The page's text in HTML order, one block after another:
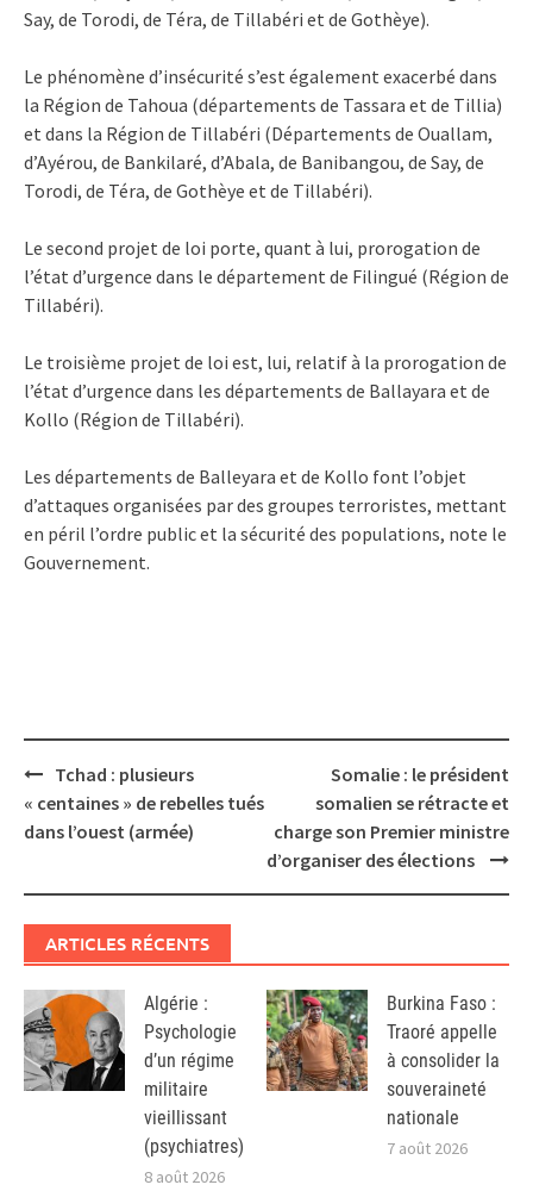
Say, de Torodi, de Téra, de Tillabéri et de Gothèye).
Le phénomène d’insécurité s’est également exacerbé dans
la Région de Tahoua (départements de Tassara et de Tillia)
et dans la Région de Tillabéri (Départements de Ouallam,
d’Ayérou, de Bankilaré, d’Abala, de Banibangou, de Say, de
Torodi, de Téra, de Gothèye et de Tillabéri).
Le second projet de loi porte, quant à lui, prorogation de
l’état d’urgence dans le département de Filingué (Région de
Tillabéri).
Le troisième projet de loi est, lui, relatif à la prorogation de
l’état d’urgence dans les départements de Ballayara et de
Kollo (Région de Tillabéri).
Les départements de Balleyara et de Kollo font l’objet
d’attaques organisées par des groupes terroristes, mettant
en péril l’ordre public et la sécurité des populations, note le
Gouvernement.
Post
navigation
Tchad : plusieurs
« centaines » de rebelles tués
dans l’ouest (armée)
Somalie : le président
somalien se rétracte et
charge son Premier ministre
d’organiser des élections
ARTICLES RÉCENTS
Algérie :
Psychologie
d’un régime
militaire
vieillissant
(psychiatres)
8 août 2026
Burkina Faso :
Traoré appelle
à consolider la
souveraineté
nationale
7 août 2026